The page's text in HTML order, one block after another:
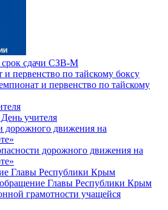
сдачи СЗВ-М
и первенство по тайскому
учителя
дорожного движения на
Главы Республики Крым